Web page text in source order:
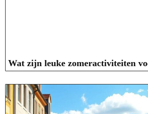
Wat zijn leuke zomeractiviteiten